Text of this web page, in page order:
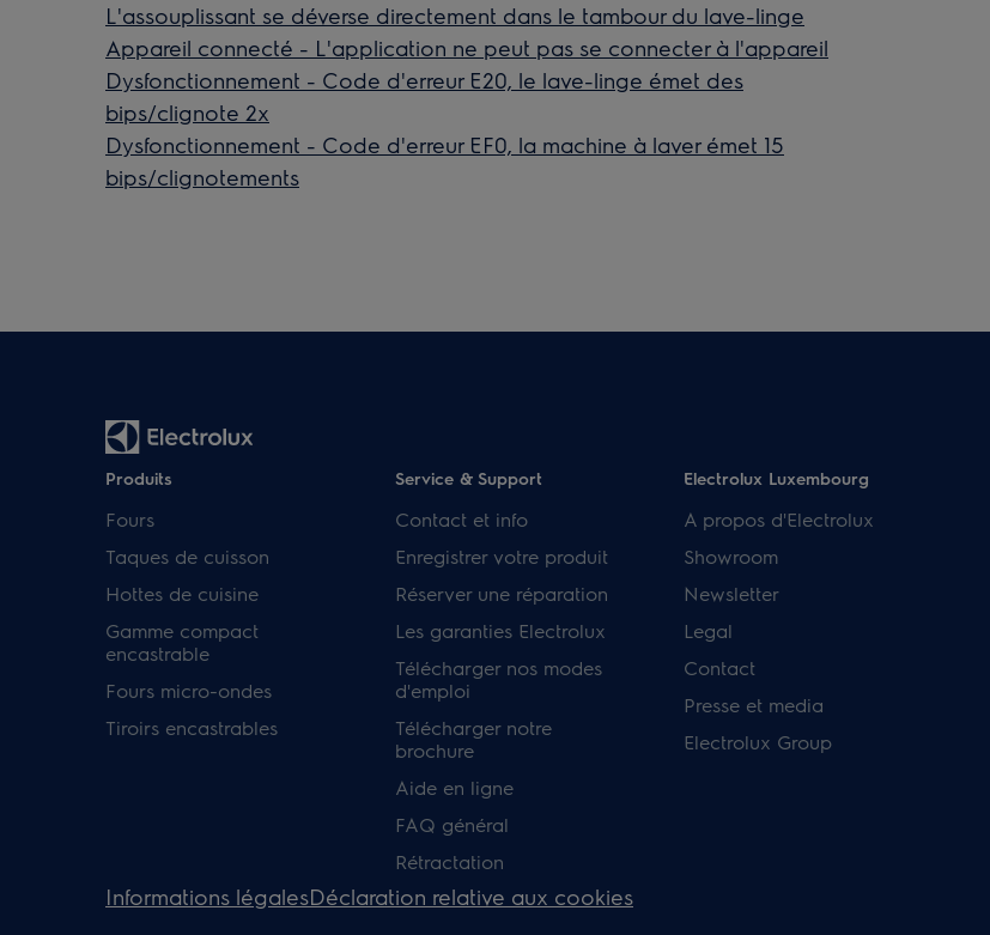
L'assouplissant se déverse directement dans le tambour du lave-linge
Appareil connecté - L'application ne peut pas se connecter à l'appareil
Dysfonctionnement - Code d'erreur E20, le lave-linge émet des
bips/clignote 2x
Dysfonctionnement - Code d'erreur EF0, la machine à laver émet 15
bips/clignotements
Produits
Fours
Taques de cuisson
Hottes de cuisine
Gamme compact
encastrable
Fours micro-ondes
Tiroirs encastrables
Service & Support
Contact et info
Enregistrer votre produit
Réserver une réparation
Les garanties Electrolux
Télécharger nos modes
d'emploi
Télécharger notre
brochure
Aide en ligne
FAQ général
Rétractation
Electrolux Luxembourg
A propos d'Electrolux
Showroom
Newsletter
Legal
Contact
Presse et media
Electrolux Group
Informations légalesDéclaration relative aux cookies